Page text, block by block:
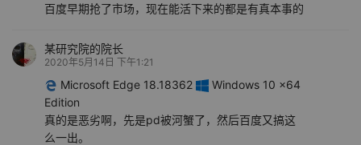
百度早期抢了市场，现在能活下来的都是有真本事的
某研究院的院长
2020年5月14日 下午1:21
Microsoft Edge 18.18362
Windows 10 x64
Edition
真的是恶劣啊，先是pd被河蟹了，然后百度又搞这
么一出。